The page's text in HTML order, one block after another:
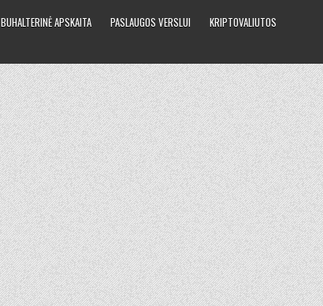
BUHALTERINĖ APSKAITA PASLAUGOS VERSLUI KRIPTOVALIUTOS